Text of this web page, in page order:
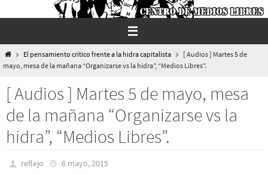
InicioEl pensamiento crítico frente a la hidra capitalista
[ Audios ] Martes 5 de
mayo, mesa de la mañana “Organizarse vs la hidra”, “Medios Libres”.
[ Audios ] Martes 5 de mayo, mesa
de la mañana “Organizarse vs la
hidra”, “Medios Libres”.
reflejo
6 mayo, 2015